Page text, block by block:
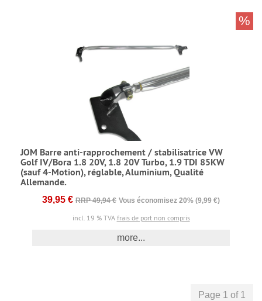
JOM Barre anti-rapprochement / stabilisatrice VW
Golf IV/Bora 1.8 20V, 1.8 20V Turbo, 1.9 TDI 85KW
(sauf 4-Motion), réglable, Aluminium, Qualité
Allemande.
39,95 € RRP 49,94 € Vous économisez 20% (9,99 €)
incl. 19 % TVA frais de port non compris
more...
%
Page 1 of 1